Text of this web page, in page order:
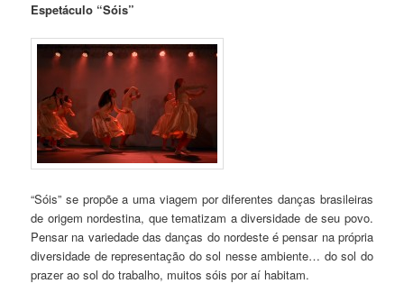
Espetáculo “Sóis”
“Sóis” se propõe a uma viagem por diferentes danças brasileiras
de origem nordestina, que tematizam a diversidade de seu povo.
Pensar na variedade das danças do nordeste é pensar na própria
diversidade de representação do sol nesse ambiente… do sol do
prazer ao sol do trabalho, muitos sóis por aí habitam.